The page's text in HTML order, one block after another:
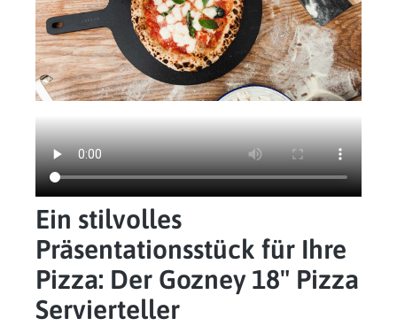
Ein stilvolles
Präsentationsstück für Ihre
Pizza: Der Gozney 18" Pizza
Servierteller